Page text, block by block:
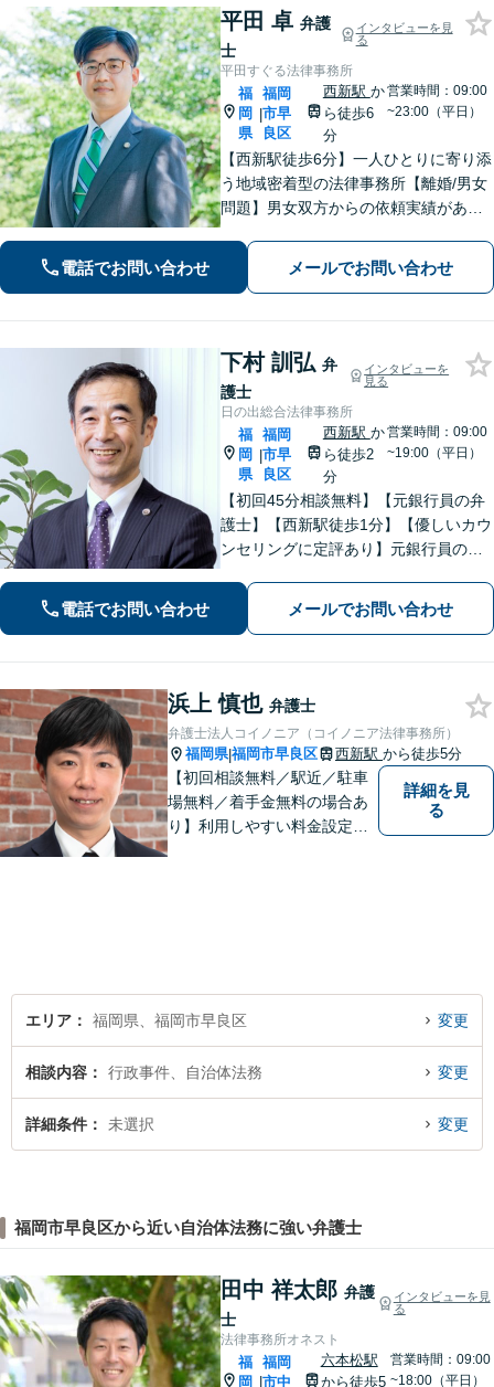
平田 卓 弁護
士
インタビューを見
る
平田すぐる法律事務所
福
岡
県
|
福岡
市早
良区
西新駅 か
ら徒歩6
分
営業時間：09:00
~23:00（平日）
【西新駅徒歩6分】一人ひとりに寄り添
う地域密着型の法律事務所【離婚/男女
問題】男女双方からの依頼実績があり
せんか？第3者の目線から、さまざまな
解決方法や選択肢の提示をいたします
電話でお問い合わせ メールでお問い合わせ
下村 訓弘 弁
護士
インタビューを
見る
日の出総合法律事務所
福
岡
県
|
福岡
市早
良区
西新駅 か
ら徒歩2
分
営業時間：09:00
~19:00（平日）
【初回45分相談無料】【元銀行員の弁
護士】【西新駅徒歩1分】【優しいカウ
ンセリングに定評あり】元銀行員のノ
理／労働雇用／企業法務／債権回収か
ら離婚問題までサポートします。経営
電話でお問い合わせ メールでお問い合わせ
浜上 慎也 弁護士
弁護士法人コイノニア（コイノニア法律事務所）
福岡県|福岡市早良区 西新駅 から徒歩5分
【初回相談無料／駅近／駐車
場無料／着手金無料の場合あ
り】利用しやすい料金設定に
す。
詳細を見
る
エリア 福岡県、福岡市早良区 変更
相談内容 行政事件、自治体法務 変更
詳細条件 未選択 変更
福岡市早良区から近い自治体法務に強い弁護士
田中 祥太郎 弁護
士
インタビューを見
る
法律事務所オネスト
福
岡
福岡
市中
六本松駅
から徒歩5
営業時間：09:00
~18:00（平日）